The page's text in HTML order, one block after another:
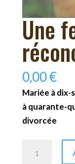
Une
0,00€
Mariée à dix-
à quarante-
divorcée